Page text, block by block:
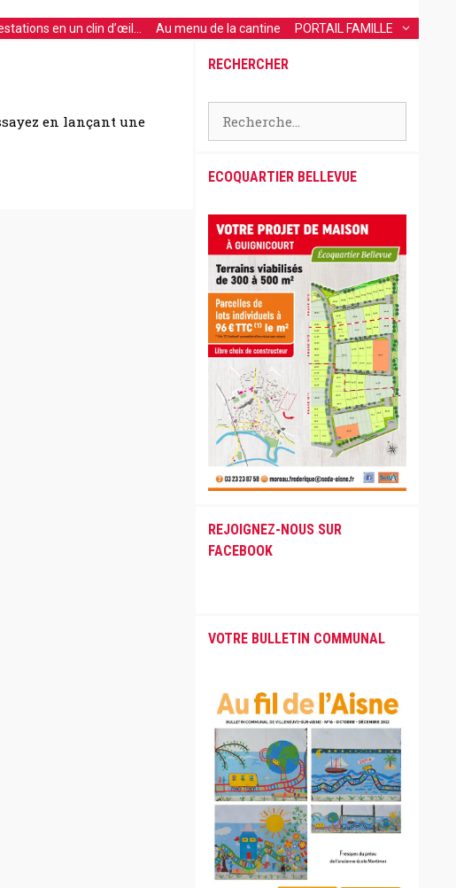
en un clin d’œil… Au menu de la cantine PORTAIL FAMILLE
en lançant une
RECHERCHER
Rechercher :
ECOQUARTIER BELLEVUE
REJOIGNEZ-NOUS SUR
FACEBOOK
VOTRE BULLETIN COMMUNAL